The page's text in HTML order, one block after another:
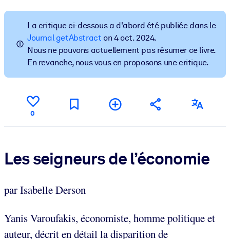
PAR SYSTÈME
Pour LMS/LXP
Intégrez des connaissances vérifiées et concises dans votre
LMS/LXP pour de meilleurs résultats d'apprentissage.
Pour bibliothèques d'entreprise
Enrichissez votre bibliothèque d'entreprise avec des
Alimentez vos systèmes d'IA avec des connaissances fiables et
structurées pour améliorer les résultats.
La critique ci-dessous a d'abord été publiée dans le
Journal getAbstract on 4 oct. 2024.
Nous ne pouvons actuellement pas résumer ce livre.
En revanche, nous vous en proposons une critique.
0
Les seigneurs de l’économie
par Isabelle Derson
Yanis Varoufakis, économiste, homme politique et
auteur, décrit en détail la disparition de